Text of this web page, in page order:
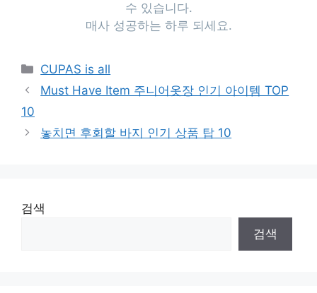
수 있습니다.
매사 성공하는 하루 되세요.
Categories
CUPAS is all
Must Have Item 주니어옷장 인기 아이템 TOP
10
놓치면 후회할 바지 인기 상품 탑 10
검색
검색